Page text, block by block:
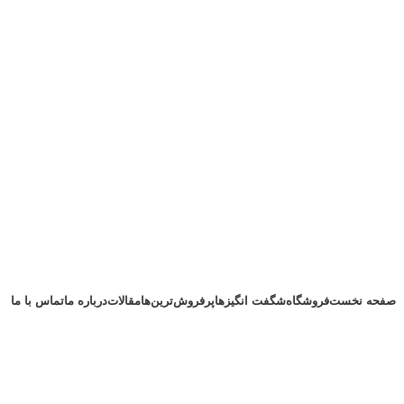
صفحه نخستفروشگاهشگفت انگیزهاپرفروش‌ترین‌هامقالاتدرباره ماتماس با ما